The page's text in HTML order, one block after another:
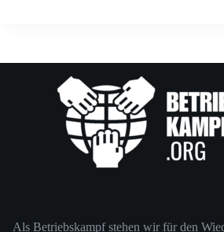
Als Betriebskampf stehen wir für den